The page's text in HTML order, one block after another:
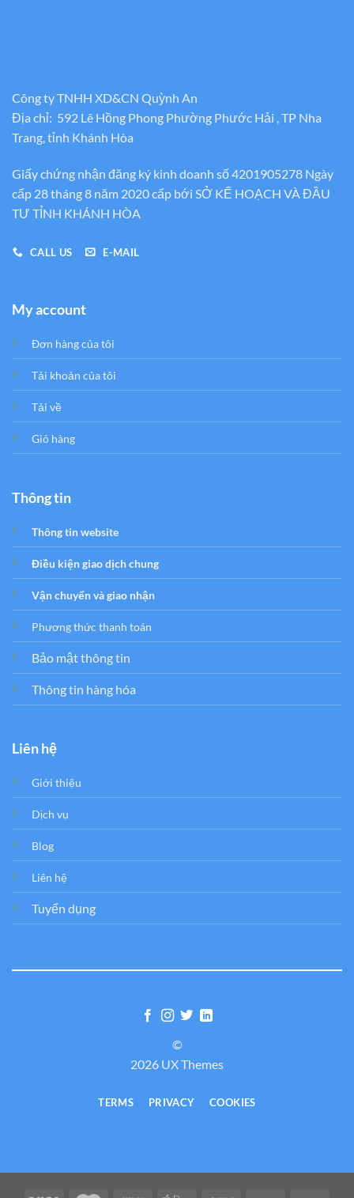
Công ty TNHH XD&CN Quỳnh An
Địa chỉ: 592 Lê Hồng Phong Phường Phước Hải , TP Nha
Trang, tỉnh Khánh Hòa
Giấy chứng nhận đăng ký kinh doanh số 4201905278 Ngày
cấp 28 tháng 8 năm 2020 cấp bới SỞ KẾ HOẠCH VÀ ĐẦU
TƯ TỈNH KHÁNH HÒA
CALL US E-MAIL
My account
Đơn hàng của tôi
Tải khoản của tôi
Tải về
Giỏ hàng
Thông tin
Thông tin website
Điều kiện giao dịch chung
Vận chuyển và giao nhận
Phương thức thanh toán
Bảo mật thông tin
Thông tin hàng hóa
Liên hệ
Giới thiệu
Dịch vụ
Blog
Liên hệ
Tuyển dụng
©
2026 UX Themes
TERMS PRIVACY COOKIES